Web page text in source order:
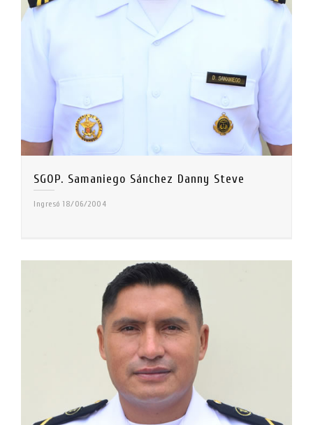
SGOP. Samaniego Sánchez Danny Steve
Ingresó 18/06/2004